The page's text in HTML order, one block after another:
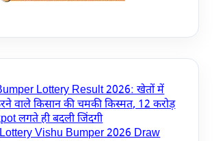
Lottery Result 2026: खेतों में
वाले किसान की चमकी किस्मत, 12 करोड़
लगते ही बदली जिंदगी
Vishu Bumper 2026 Draw